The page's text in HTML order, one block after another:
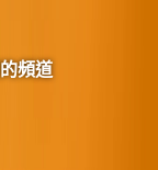
頻道